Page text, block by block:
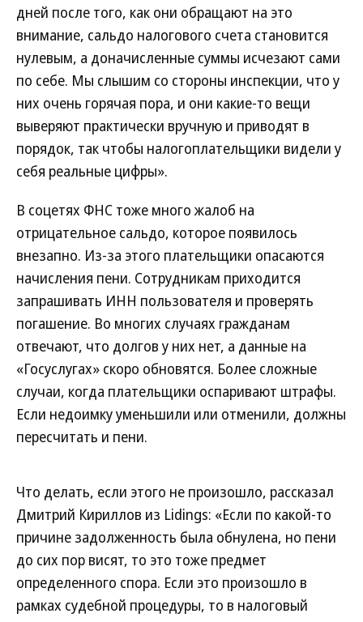
дней после того, как они обращают на это
внимание, сальдо налогового счета становится
нулевым, а доначисленные суммы исчезают сами
по себе. Мы слышим со стороны инспекции, что у
них очень горячая пора, и они какие-то вещи
выверяют практически вручную и приводят в
порядок, так чтобы налогоплательщики видели у
себя реальные цифры».
В соцетях ФНС тоже много жалоб на
отрицательное сальдо, которое появилось
внезапно. Из-за этого плательщики опасаются
начисления пени. Сотрудникам приходится
запрашивать ИНН пользователя и проверять
погашение. Во многих случаях гражданам
отвечают, что долгов у них нет, а данные на
«Госуслугах» скоро обновятся. Более сложные
случаи, когда плательщики оспаривают штрафы.
Если недоимку уменьшили или отменили, должны
пересчитать и пени.
Что делать, если этого не произошло, рассказал
Дмитрий Кириллов из Lidings: «Если по какой-то
причине задолженность была обнулена, но пени
до сих пор висят, то это тоже предмет
определенного спора. Если это произошло в
рамках судебной процедуры, то в налоговый